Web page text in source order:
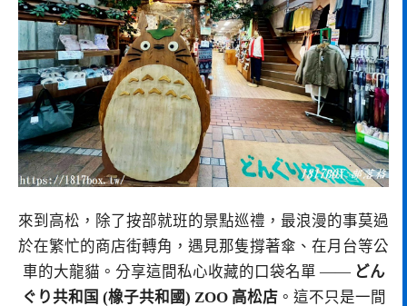
來到高松，除了按部就班的景點巡禮，最浪漫的事莫過
於在繁忙的商店街轉角，遇見那隻撐著傘、在月台等公
車的大龍貓。分享這間私心收藏的口袋名單 —— どん
ぐり共和国 (橡子共和國) ZOO 高松店。這不只是一間